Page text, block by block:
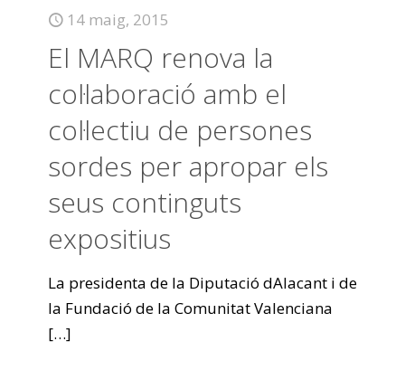
14 maig, 2015
El MARQ renova la
col·laboració amb el
col·lectiu de persones
sordes per apropar els
seus continguts
expositius
La presidenta de la Diputació dAlacant i de
la Fundació de la Comunitat Valenciana
[…]